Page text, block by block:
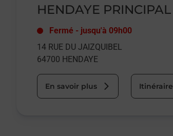
HENDAYE PRINCIPAL
Fermé - jusqu'à 09h00
14 RUE DU JAIZQUIBEL
64700 HENDAYE
En savoir plus Itinéraire